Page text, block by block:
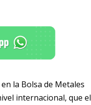
la Bolsa de Metales
internacional, que el